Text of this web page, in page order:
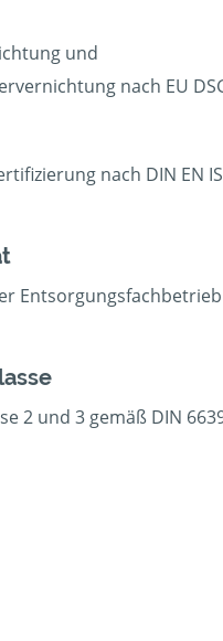
und
nach EU
nach DIN EN
2 und 3 gemäß DIN